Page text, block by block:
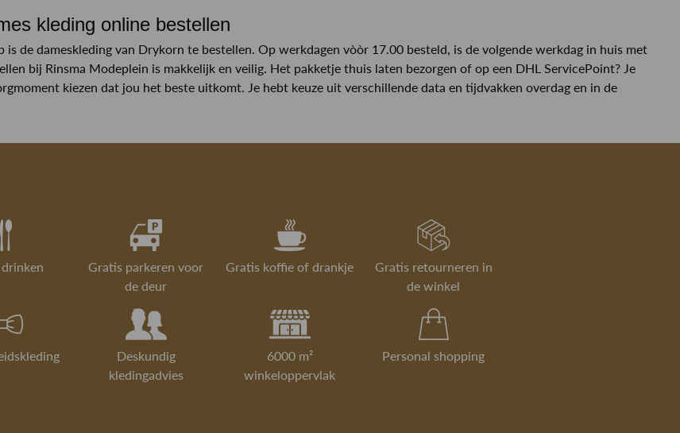
kleding online bestellen
is de dameskleding van Drykorn te bestellen. Op werkdagen vòòr 17.00 besteld, is de volgende werkdag in huis met
bij Rinsma Modeplein is makkelijk en veilig. Het pakketje thuis laten bezorgen of op een DHL ServicePoint? Je
kiezen dat jou het beste uitkomt. Je hebt keuze uit verschillende data en tijdvakken overdag en in de
Gratis parkeren voor
de deur
Gratis koffie of drankje
Gratis retourneren in
de winkel
Deskundig
kledingadvies
6000 m²
winkeloppervlak
Personal shopping